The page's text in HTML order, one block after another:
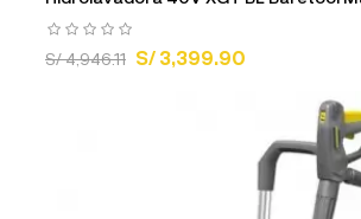
S/ 4,946.11 S/ 3,399.90